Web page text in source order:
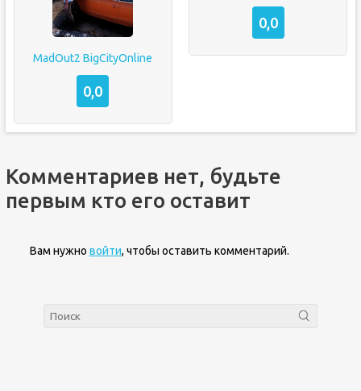
MadOut2 BigCityOnline
0,0
0,0
Комментариев нет, будьте
первым кто его оставит
Вам нужно войти, чтобы оставить комментарий.